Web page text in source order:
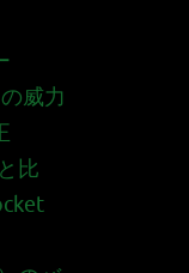
威力
比